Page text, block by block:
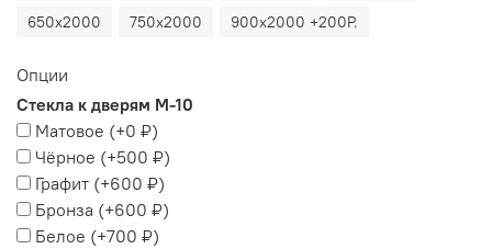
650х2000 750х2000 900х2000 +200Р.
Опции
Стекла к дверям М-10
Матовое (+0 ₽)
Чёрное (+500 ₽)
Графит (+600 ₽)
Бронза (+600 ₽)
Белое (+700 ₽)